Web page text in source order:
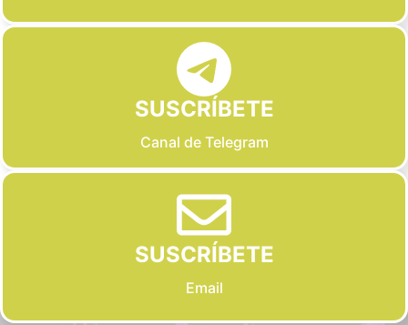
SUSCRÍBETE
Canal de Telegram
SUSCRÍBETE
Email